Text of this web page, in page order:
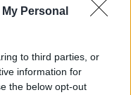
Personal
to third parties, or
information for
the below opt-out